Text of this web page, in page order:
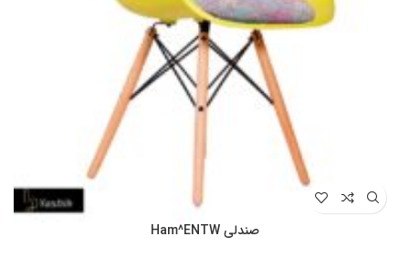
صندلی Ham^ENTW